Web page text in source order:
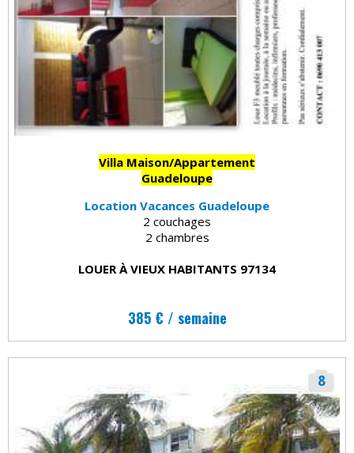
Villa Maison/Appartement
Guadeloupe
Location Vacances Guadeloupe
2 couchages
2 chambres
LOUER À VIEUX HABITANTS 97134
385 € / semaine
8